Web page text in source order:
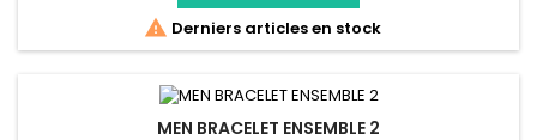
 Derniers articles en stock
MEN BRACELET ENSEMBLE 2